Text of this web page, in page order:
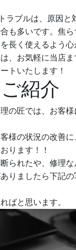
ラブルは、原因と
も多いです。焦ら
長く使えるよう心
、お気軽に当店
トいたします！
紹介
の匠では、お客
様の状況の改善
ります！！
られたや、修理な
りましたら下記
ばと思います。